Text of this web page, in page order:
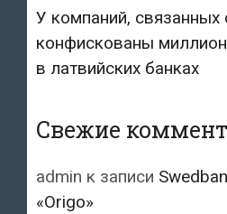
У компаний, связанных
конфискованы
в латвийских банках
Свежие
admin к записи
«Origo»